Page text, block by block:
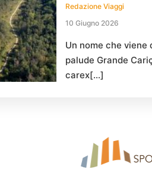
Redazione Viaggi
10 Giugno 2026
Un nome che viene
palude Grande
carex[…]